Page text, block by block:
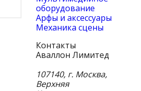
оборудование
Арфы и аксессуары
Механика сцены
Контакты
Аваллон Лимитед
107140, г. Москва,
Верхняя